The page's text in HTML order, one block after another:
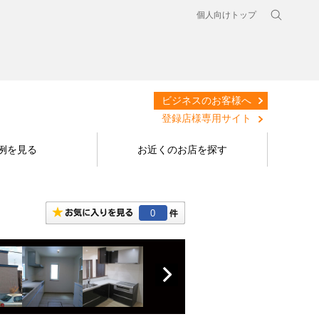
個人向けトップ
ビジネスのお客様へ
登録店様専用サイト
を見る お近くのお店を探す
0